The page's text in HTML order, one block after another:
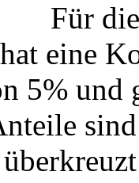
Für
eine
5% und